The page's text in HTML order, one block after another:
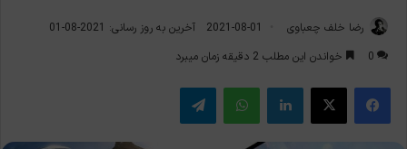
رضا خلف چعباوی 2021-08-01
آخرین به روز رسانی: 2021-08-01
0
خواندن این مطلب 2 دقیقه زمان میبرد
فیس بوک X لینکدین واتس آپ تلگرام